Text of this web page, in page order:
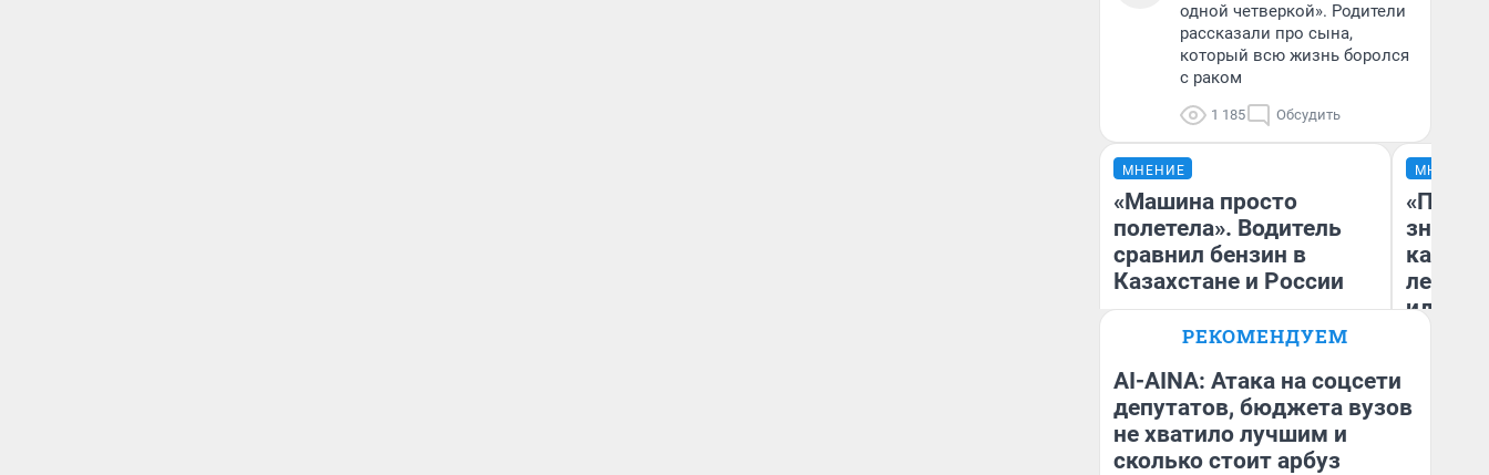
одной четверкой». Родители
рассказали про сына,
который всю жизнь боролся
с раком
1 185 Обсудить
МНЕНИЕ
«Машина просто
полетела». Водитель
сравнил бензин в
Казахстане и России
Анатолий Кузнецов
МНЕНИЕ
идею
РЕКОМЕНДУЕМ
AI-AINA: Атака на соцсети
депутатов, бюджета вузов
не хватило лучшим и
сколько стоит арбуз